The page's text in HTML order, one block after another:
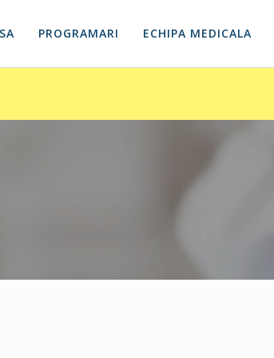
PROGRAMARI ECHIPA MEDICALA